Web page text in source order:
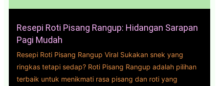
Resepi Roti Pisang Rangup: Hidangan Sarapan
Pagi Mudah
Resepi Roti Pisang Rangup Viral Sukakan snek yang
ringkas tetapi sedap? Roti Pisang Rangup adalah pilihan
terbaik untuk menikmati rasa pisang dan roti yang